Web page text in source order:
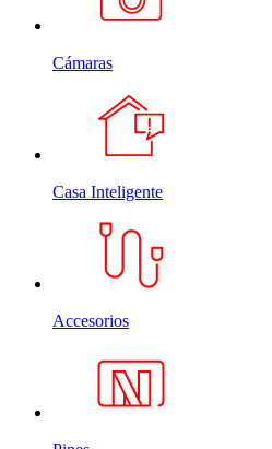
Cámaras
Casa Inteligente
Accesorios